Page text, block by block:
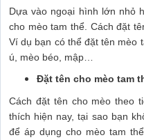
Dựa vào ngoại hình lớn nhỏ
cho mèo tam thể. Cách đặt
Ví dụ bạn có thể đặt tên mèo
ú, mèo béo, mập…
Đặt tên cho mèo tam
Cách đặt tên cho mèo theo
thích hiện nay, tại sao bạn
để áp dụng cho mèo tam